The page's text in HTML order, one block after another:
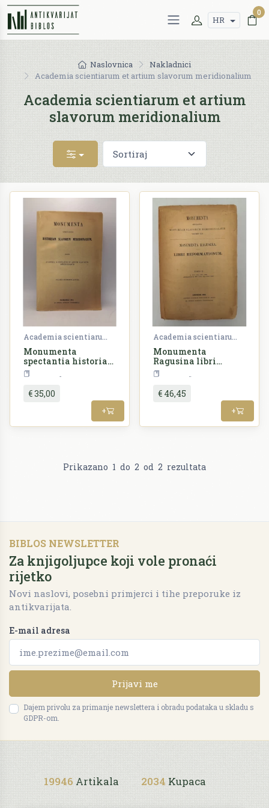
HR
0
Naslovnica
Nakladnici
Academia scientiarum et artium slavorum meridionalium
Academia scientiarum et artium
slavorum meridionalium
Academia scientiarum et artium slavorum meridionalium
Monumenta
spectantia historiam
slavorum
meridionalium
€ 35,00
+
Academia scientiarum et artium slavorum meridionalium
Monumenta
Ragusina libri
reformationum
€ 46,45
+
Prikazano 1 do 2 od 2 rezultata
BIBLOS NEWSLETTER
Za knjigoljupce koji vole pronaći
rijetko
Novi naslovi, posebni primjerci i tihe preporuke iz
antikvarijata.
E-mail adresa
Prijavi me
Dajem privolu za primanje newslettera i obradu podataka u skladu s
GDPR-om.
19946 Artikala 2034 Kupaca